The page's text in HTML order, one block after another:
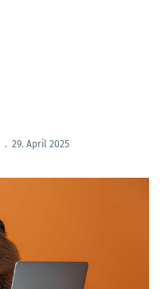
. 29. April 2025